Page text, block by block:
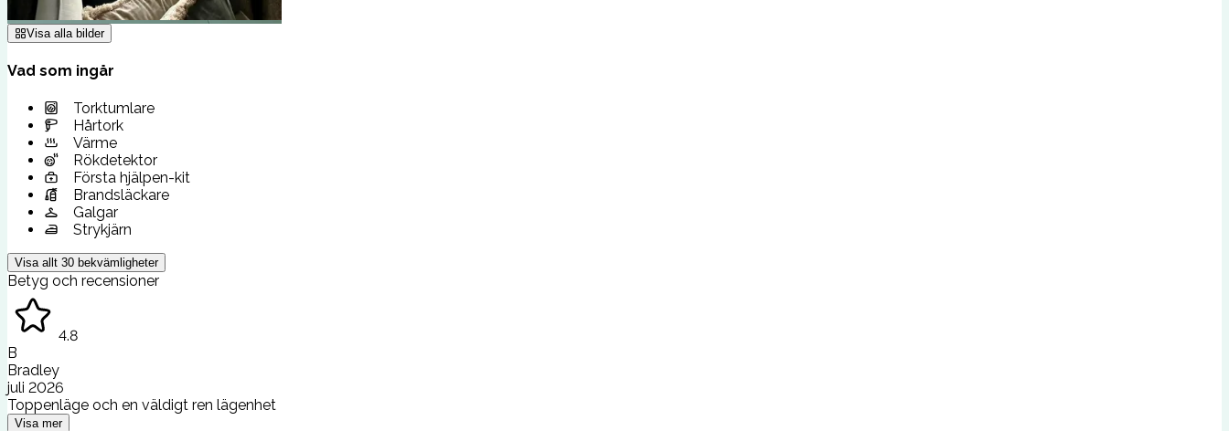
Visa alla bilder
Vad som ingår
Torktumlare
Hårtork
Värme
Rökdetektor
Första hjälpen-kit
Brandsläckare
Galgar
Strykjärn
Visa allt 30 bekvämligheter
Betyg och recensioner
4.8
B
Bradley
juli 2026
Toppenläge och en väldigt ren lägenhet
Visa mer